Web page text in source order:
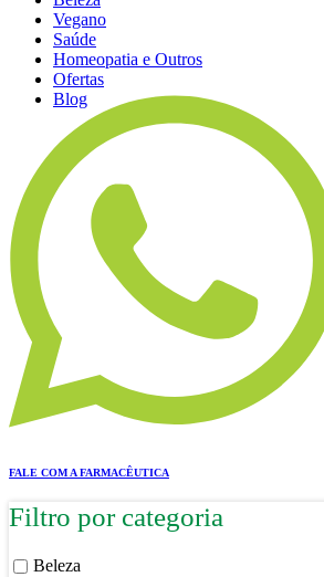
Vegano
Saúde
Homeopatia e Outros
Ofertas
Blog
FALE COM A FARMACÊUTICA
Filtro por categoria
Beleza